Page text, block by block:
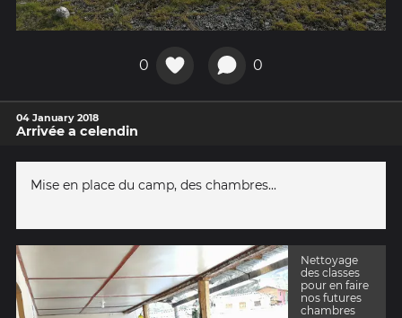
0 0
04 January 2018
Arrivée a celendin
Mise en place du camp, des chambres...
Nettoyage
des classes
pour en faire
nos futures
chambres